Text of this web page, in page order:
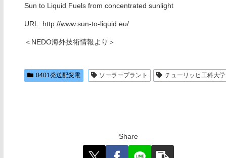
Sun to Liquid Fuels from concentrated sunlight
URL: http://www.sun-to-liquid.eu/
＜NEDO海外技術情報より＞
0401発送配変電 ソーラープラント チューリッヒ工科大学
Share